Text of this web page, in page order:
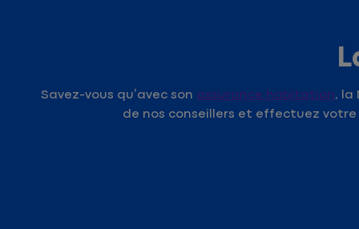
Savez-vous qu’avec son assurance habitation, la
de nos conseillers et effectuez